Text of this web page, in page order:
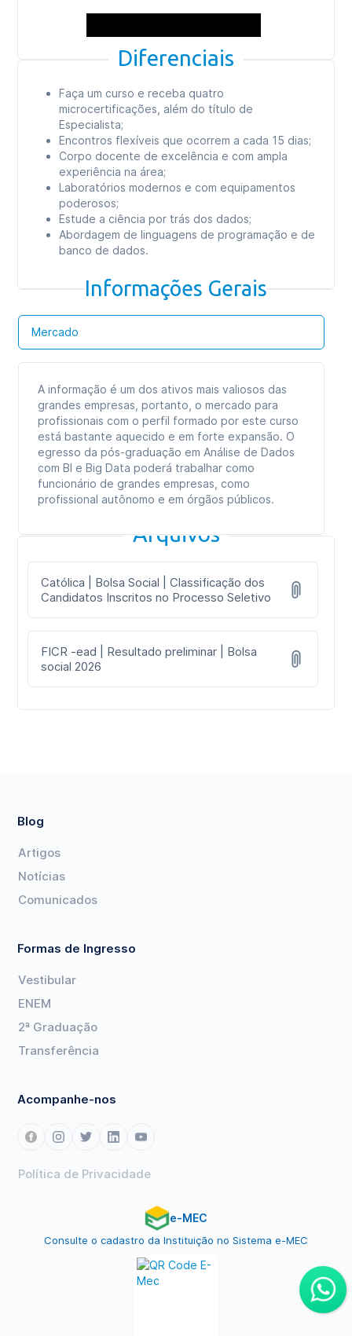
Diferenciais
Faça um curso e receba quatro
microcertificações, além do título de
Especialista;
Encontros flexíveis que ocorrem a cada 15 dias;
Corpo docente de excelência e com ampla
experiência na área;
Laboratórios modernos e com equipamentos
poderosos;
Estude a ciência por trás dos dados;
Abordagem de linguagens de programação e de
banco de dados.
Informações Gerais
Mercado
A informação é um dos ativos mais valiosos das
grandes empresas, portanto, o mercado para
profissionais com o perfil formado por este curso
está bastante aquecido e em forte expansão. O
egresso da pós-graduação em Análise de Dados
com BI e Big Data poderá trabalhar como
funcionário de grandes empresas, como
profissional autônomo e em órgãos públicos.
Arquivos
Católica | Bolsa Social | Classificação dos
Candidatos Inscritos no Processo Seletivo
FICR -ead | Resultado preliminar | Bolsa
social 2026
Blog
Artigos
Notícias
Comunicados
Formas de Ingresso
Vestibular
ENEM
2ª Graduação
Transferência
Acompanhe-nos
Política de Privacidade
e-MEC
Consulte o cadastro da Instituição no Sistema e-MEC